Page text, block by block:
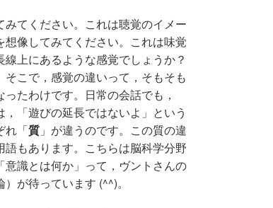
てください。これは聴覚のイメー
像してみてください。これは味覚
上にあるような感覚でしょうか？
こで，感覚の違いって，そもそも
たわけです。日常の会話でも，
「遊びの延長ではないよ」という
れ「質 」が違うのです。この質の違
語もあります。こちらは脳科学分野
識とは何か」って，ヴントさんの
が待っています (^^)。